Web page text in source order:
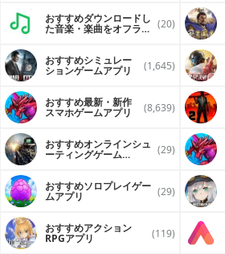
おすすめダウンロードし
た音楽・楽曲をオフライ (20)
おすすめシミュレー
ションゲームアプリ (1,645)
おすすめ最新・新作
スマホゲームアプリ (8,639)
おすすめオンラインシュ
ーティングゲーム (29)
おすすめソロプレイゲー
ムアプリ (29)
おすすめアクション
RPGアプリ (119)